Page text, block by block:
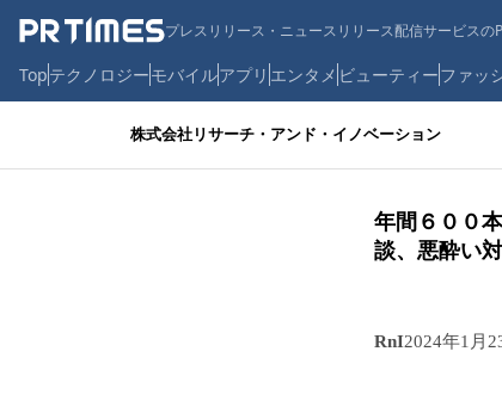
プレスリリース・ニュースリリース配信サービスの
Topテクノロジーモバイルアプリ エンタメ ビューティーファッ
株式会社リサーチ・アンド・イノベーション
年間６００
談、悪酔い
RnI2024年1月